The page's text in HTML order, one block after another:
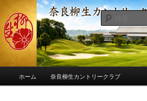
ン
コ
ン
へ
コ
ン
ツ
移
奈良柳生カントリーク
ブログ
季節の話題、クラブの出来事、コースの改修・
筆、喜怒哀楽などを気まぐれに発信します。
ホーム 奈良柳生カントリークラブ